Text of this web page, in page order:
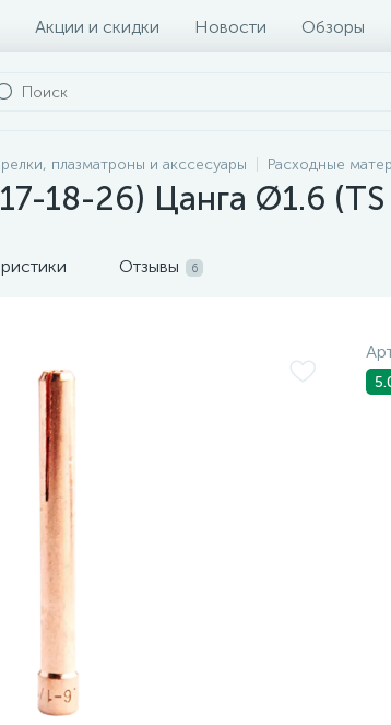
Акции и скидки Новости Обзоры
плазматроны и акссесуары Расходные
18-26) Цанга Ø1.6
Отзывы 6